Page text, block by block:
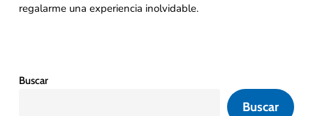
regalarme una experiencia inolvidable.
Buscar
Buscar